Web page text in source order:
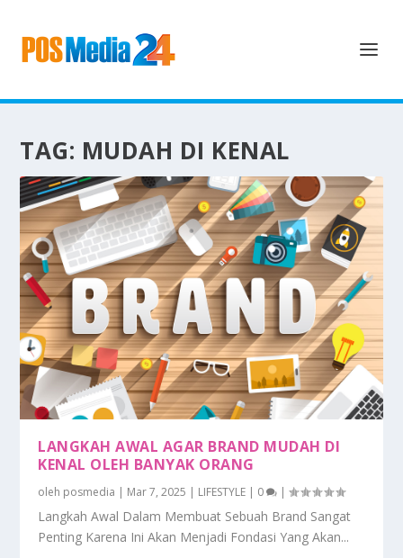
TAG: MUDAH DI KENAL
LANGKAH AWAL AGAR BRAND MUDAH DI
KENAL OLEH BANYAK ORANG
oleh posmedia | Mar 7, 2025 | LIFESTYLE | 0 |
Langkah Awal Dalam Membuat Sebuah Brand Sangat
Penting Karena Ini Akan Menjadi Fondasi Yang Akan...